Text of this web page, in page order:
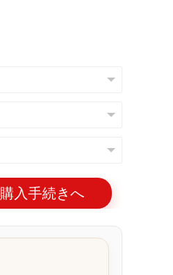
購入手続きへ